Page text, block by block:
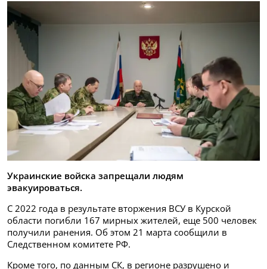
Украинские войска запрещали людям
эвакуироваться.
С 2022 года в результате вторжения ВСУ в Курской
области погибли 167 мирных жителей, еще 500 человек
получили ранения. Об этом 21 марта сообщили в
Следственном комитете РФ.
Кроме того, по данным СК, в регионе разрушено и